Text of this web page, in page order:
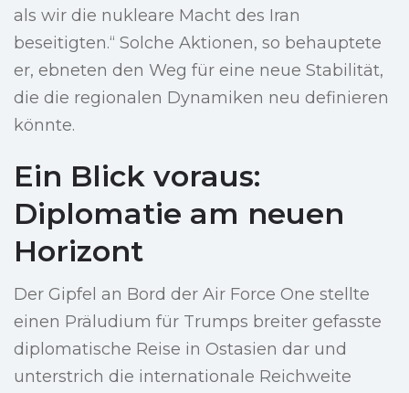
als wir die nukleare Macht des Iran
beseitigten.“ Solche Aktionen, so behauptete
er, ebneten den Weg für eine neue Stabilität,
die die regionalen Dynamiken neu definieren
könnte.
Ein Blick voraus:
Diplomatie am neuen
Horizont
Der Gipfel an Bord der Air Force One stellte
einen Präludium für Trumps breiter gefasste
diplomatische Reise in Ostasien dar und
unterstrich die internationale Reichweite